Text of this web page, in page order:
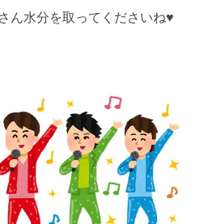
ん水分を取ってくださいね♥